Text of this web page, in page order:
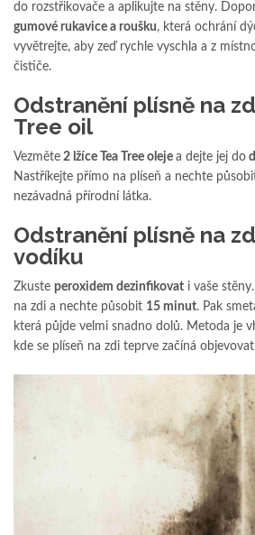
do rozstřikovače a aplikujte na stěny.
gumové rukavice a roušku, která ochrání
vyvětrejte, aby zeď rychle vyschla a z
čističe.
Odstranění plísně na
Tree oil
Vezměte 2 lžíce Tea Tree oleje a dejte jej do
Nastříkejte přímo na plíseň a nechte
nezávadná přírodní látka.
Odstranění plísně na
vodíku
Zkuste peroxidem dezinfikovat i vaše
na zdi a nechte působit 15 minut. Pak
která půjde velmi snadno dolů. Metoda je
kde se plíseň na zdi teprve začíná